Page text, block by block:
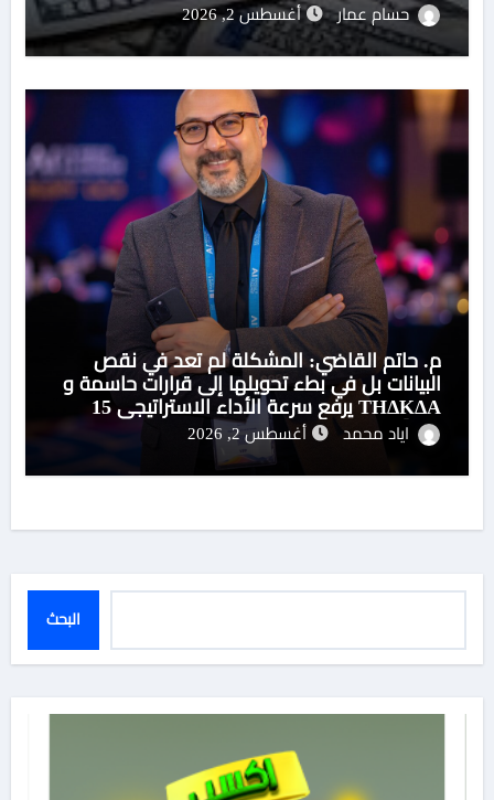
حسام عمار أغسطس 2, 2026
م. حاتم القاضي: المشكلة لم تعد في نقص
البيانات بل في بطء تحويلها إلى قرارات حاسمة و
THΔKΔA يرفع سرعة الأداء الاستراتيجي 15
ضعفًااياد محمد أغسطس 2, 2026
البحث